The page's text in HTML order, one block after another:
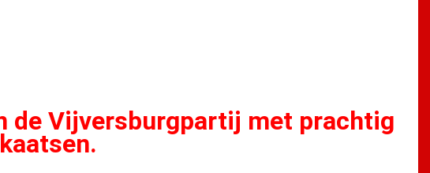
de Vijversburgpartij met prachtig